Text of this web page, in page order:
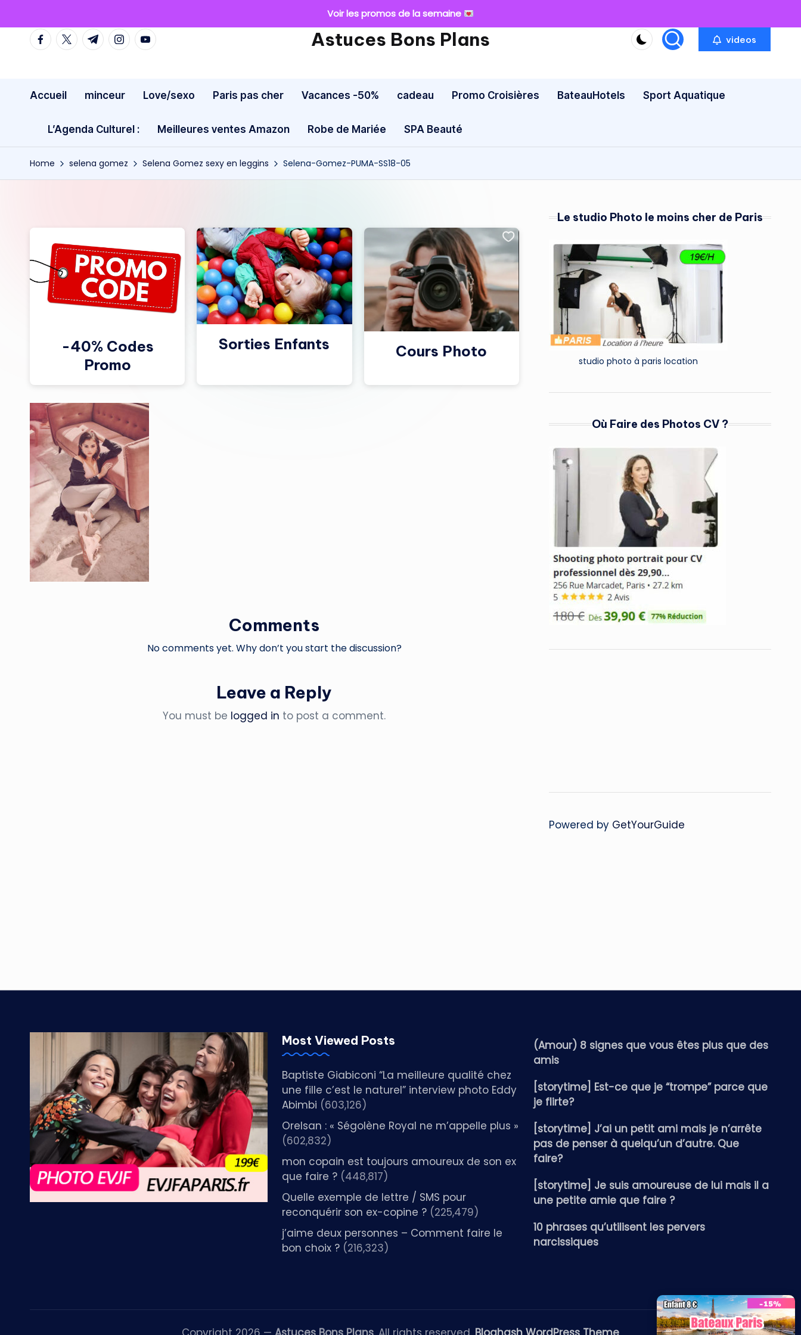
Skip
facebook.com
twitter.com
t.me instagram.com
youtube.com Astuces Bons Plans videos
Accueil minceur Love/sexo Paris pas cher Vacances -50% cadeau Promo Croisières BateauHotels Sport Aquatique
L’Agenda Culturel : Meilleures ventes Amazon Robe de Mariée SPA Beauté
Home selena gomez Selena Gomez sexy en leggins Selena-Gomez-PUMA-SS18-05
-40% Codes
Promo
Sorties Enfants Cours Photo
Comments
No comments yet. Why don’t you start the discussion?
Leave a Reply
You must be logged in to post a comment.
Le studio Photo le moins cher de Paris
studio photo à paris location
Où Faire des Photos CV ?
Powered by GetYourGuide
Most Viewed Posts
Baptiste Giabiconi “La meilleure qualité chez
une fille c’est le naturel” interview photo Eddy
Abimbi (603,126)
Orelsan : « Ségolène Royal ne m’appelle plus »
(602,832)
mon copain est toujours amoureux de son ex
que faire ? (448,817)
Quelle exemple de lettre / SMS pour
reconquérir son ex-copine ? (225,479)
j’aime deux personnes – Comment faire le
bon choix ? (216,323)
(Amour) 8 signes que vous êtes plus que des
amis
[storytime] Est-ce que je “trompe” parce que
je flirte?
[storytime] J’ai un petit ami mais je n’arrête
pas de penser à quelqu’un d’autre. Que
faire?
[storytime] Je suis amoureuse de lui mais il a
une petite amie que faire ?
10 phrases qu’utilisent les pervers
narcissiques
Voir les promos de la semaine